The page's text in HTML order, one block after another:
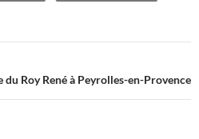
Roy René à Peyrolles-en-Provence